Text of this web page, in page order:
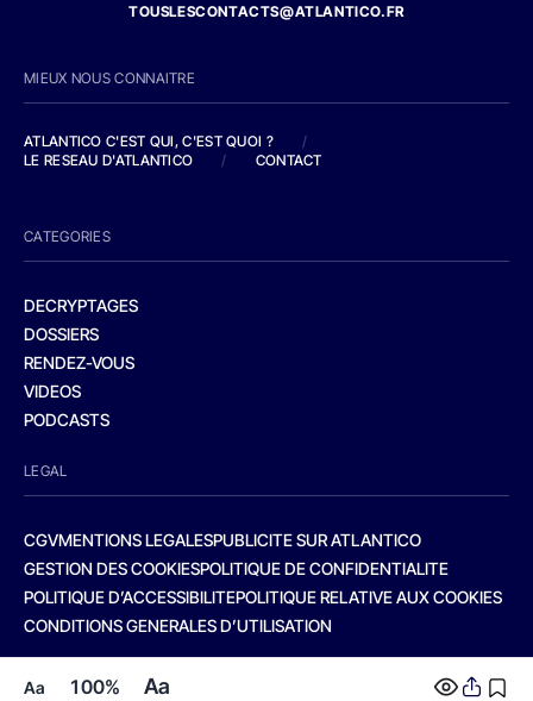
Aa 100% Aa
TOUSLESCONTACTS@ATLANTICO.FR
MIEUX NOUS CONNAITRE
ATLANTICO C'EST QUI, C'EST QUOI ?
/
LE RESEAU D'ATLANTICO
/ CONTACT
CATEGORIES
DECRYPTAGES
DOSSIERS
RENDEZ-VOUS
VIDEOS
PODCASTS
LEGAL
CGVMENTIONS LEGALESPUBLICITE SUR ATLANTICO
GESTION DES COOKIESPOLITIQUE DE CONFIDENTIALITE
POLITIQUE D’ACCESSIBILITEPOLITIQUE RELATIVE AUX COOKIES
CONDITIONS GENERALES D’UTILISATION